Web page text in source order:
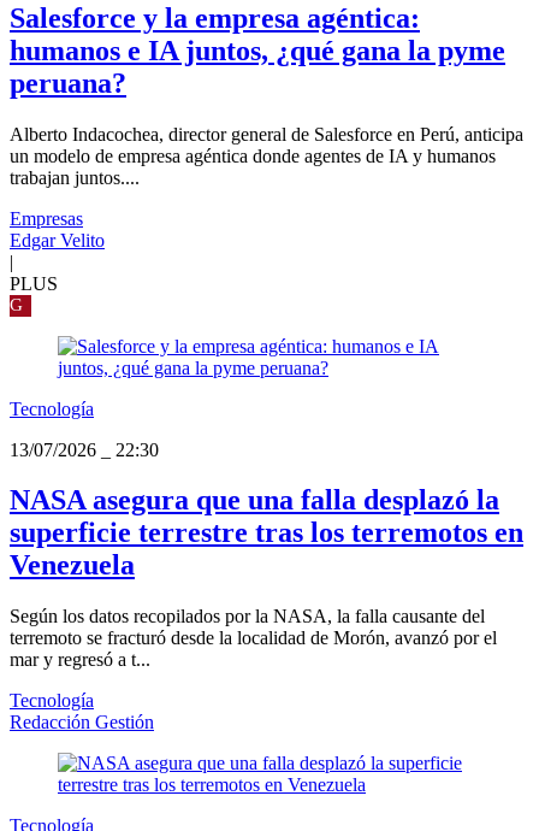
Salesforce y la empresa agéntica:
humanos e IA juntos, ¿qué gana la pyme
peruana?
Alberto Indacochea, director general de Salesforce en Perú, anticipa
un modelo de empresa agéntica donde agentes de IA y humanos
trabajan juntos....
Empresas
Edgar Velito
|
PLUS
G
Tecnología
13/07/2026
22:30
NASA asegura que una falla desplazó la
superficie terrestre tras los terremotos en
Venezuela
Según los datos recopilados por la NASA, la falla causante del
terremoto se fracturó desde la localidad de Morón, avanzó por el
mar y regresó a t...
Tecnología
Redacción Gestión
Tecnología